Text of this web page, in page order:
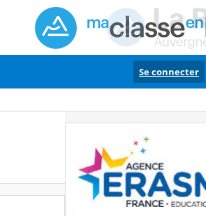
Se connecter